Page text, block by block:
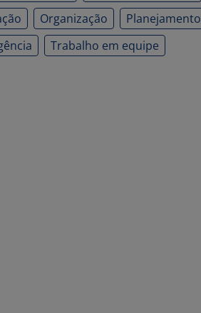
Organização
Planejamento
Trabalho em equipe